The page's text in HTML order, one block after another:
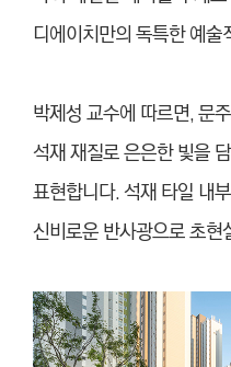
디에이치만의 독특한 예
박제성 교수에 따르면, 문
석재 재질로 은은한 빛을
표현합니다. 석재 타일 내
신비로운 반사광으로 초